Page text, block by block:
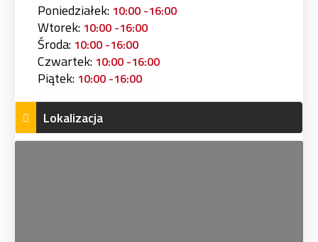
Poniedziałek: 10:00 -16:00
Wtorek: 10:00 -16:00
Środa: 10:00 -16:00
Czwartek: 10:00 -16:00
Piątek: 10:00 -16:00
Lokalizacja